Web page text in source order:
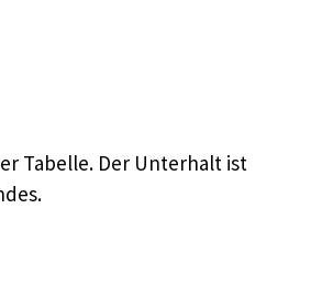
Tabelle. Der Unterhalt ist